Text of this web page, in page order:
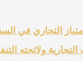
التجاري في
ولائحته